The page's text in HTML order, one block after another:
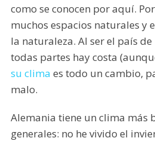
como se conocen por aquí.
muchos espacios naturales y
la naturaleza. Al ser el país
todas partes hay costa
su clima es todo un cambio,
malo.
Alemania tiene un clima más
generales: no he vivido el